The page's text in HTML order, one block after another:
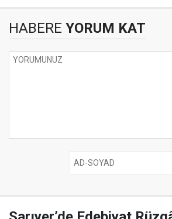
HABERE YORUM KAT